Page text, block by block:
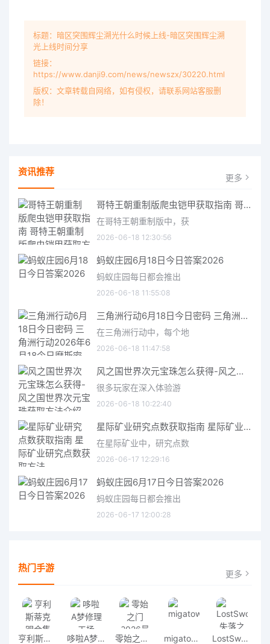
标题：暗区突围辉尘溯光什么时候上线-暗区突围辉尘溯
光上线时间分享
链接：
https://www.danji9.com/news/newszx/30220.html
版权：文章转载自网络，如有侵权，请联系网站客服删
除！
资讯推荐 更多
哥特王朝重制版爬虫铠甲获取指南 哥特王朝重制版爬虫铠甲获取方法
在哥特王朝重制版中，获
2026-06-18 12:30:56
蚂蚁庄园6月18日今日答案2026
蚂蚁庄园每日都会推出
2026-06-18 11:55:08
三角洲行动6月18日今日密码 三角洲行动2026年6月18今日摩斯密码分享
在三角洲行动中，每个地
2026-06-18 11:47:58
风之国世界次元宝珠怎么获得-风之国世界次元宝珠获取方法介绍
很多玩家在深入体验游
2026-06-18 10:22:40
星际矿业研究点数获取指南 星际矿业研究点数获取方法
在星际矿业中，研究点数
2026-06-17 12:29:16
蚂蚁庄园6月17日今日答案2026
蚂蚁庄园每日都会推出
2026-06-17 12:00:28
热门手游 更多
亨利斯蒂克明合集 哆啦A梦修理工场 零始之门2026最新版 migatowemyworld1.68 LostSword失落之剑